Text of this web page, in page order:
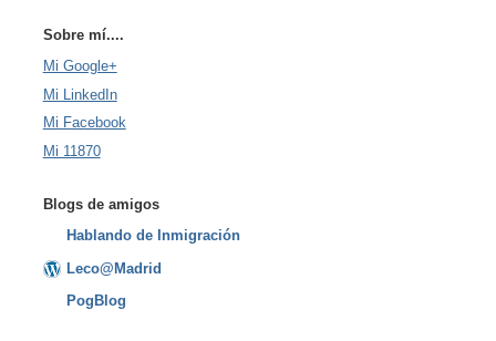
Sobre mí....
Mi Google+
Mi LinkedIn
Mi Facebook
Mi 11870
Blogs de amigos
Hablando de Inmigración
Leco@Madrid
PogBlog